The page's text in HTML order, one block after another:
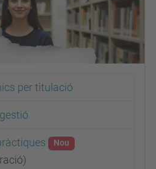
per titulació
Nou